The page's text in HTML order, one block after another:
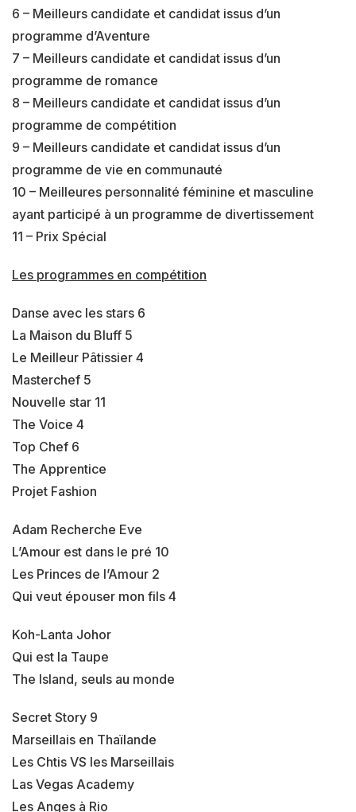
6 – Meilleurs candidate et candidat issus d’un
programme d’Aventure
7 – Meilleurs candidate et candidat issus d’un
programme de romance
8 – Meilleurs candidate et candidat issus d’un
programme de compétition
9 – Meilleurs candidate et candidat issus d’un
programme de vie en communauté
10 – Meilleures personnalité féminine et masculine
ayant participé à un programme de divertissement
11 – Prix Spécial
Les programmes en compétition
Danse avec les stars 6
La Maison du Bluff 5
Le Meilleur Pâtissier 4
Masterchef 5
Nouvelle star 11
The Voice 4
Top Chef 6
The Apprentice
Projet Fashion
Adam Recherche Eve
L’Amour est dans le pré 10
Les Princes de l’Amour 2
Qui veut épouser mon fils 4
Koh-Lanta Johor
Qui est la Taupe
The Island, seuls au monde
Secret Story 9
Marseillais en Thaïlande
Les Chtis VS les Marseillais
Las Vegas Academy
Les Anges à Rio